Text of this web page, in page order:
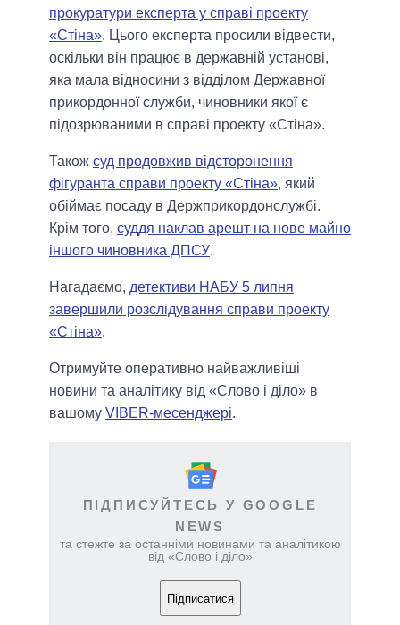
прокуратури експерта у справі проекту
«Стіна». Цього експерта просили відвести,
оскільки він працює в державній установі,
яка мала відносини з відділом Державної
прикордонної служби, чиновники якої є
підозрюваними в справі проекту «Стіна».
Також суд продовжив відсторонення
фігуранта справи проекту «Стіна», який
обіймає посаду в Держприкордонслужбі.
Крім того, суддя наклав арешт на нове майно
іншого чиновника ДПСУ.
Нагадаємо, детективи НАБУ 5 липня
завершили розслідування справи проекту
«Стіна».
Отримуйте оперативно найважливіші
новини та аналітику від «Слово і діло» в
вашому VIBER-месенджері.
ПІДПИСУЙТЕСЬ У GOOGLE
NEWS
та стежте за останніми новинами та аналітикою
від «Слово і діло»
Підписатися